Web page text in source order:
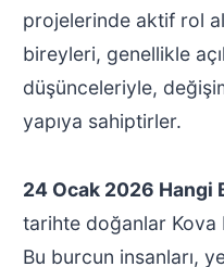
projelerinde aktif rol
bireyleri, genellikle
düşünceleriyle,
yapıya sahiptirler.
24 Ocak 2026 Hangi
tarihte doğanlar Kova
Bu burcun insanları,